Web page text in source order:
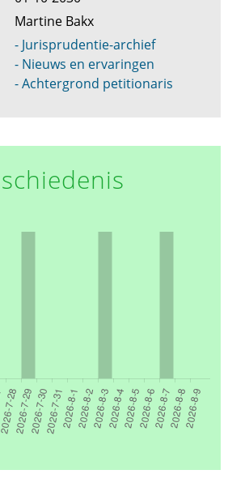
Martine Bakx
- Jurisprudentie-archief
- Nieuws en ervaringen
- Achtergrond petitionaris